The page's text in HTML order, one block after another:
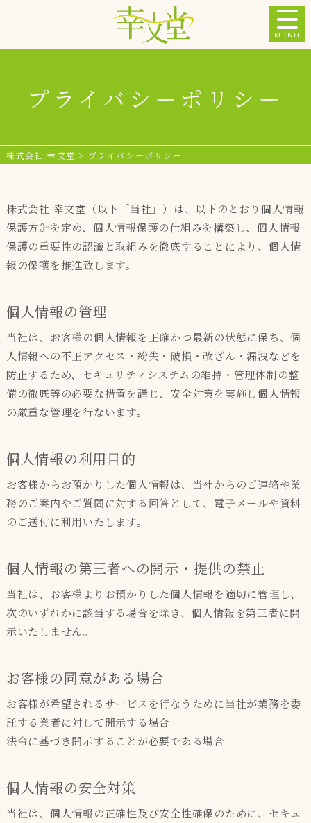
MENU
プライバシーポリシー
株式会社 幸文堂 > プライバシーポリシー
株式会社 幸文堂（以下「当社」）は、以下のとおり個人情報
保護方針を定め、個人情報保護の仕組みを構築し、個人情報
保護の重要性の認識と取組みを徹底することにより、個人情
報の保護を推進致します。
個人情報の管理
当社は、お客様の個人情報を正確かつ最新の状態に保ち、個
人情報への不正アクセス・紛失・破損・改ざん・漏洩などを
防止するため、セキュリティシステムの維持・管理体制の整
備の徹底等の必要な措置を講じ、安全対策を実施し個人情報
の厳重な管理を行ないます。
個人情報の利用目的
お客様からお預かりした個人情報は、当社からのご連絡や業
務のご案内やご質問に対する回答として、電子メールや資料
のご送付に利用いたします。
個人情報の第三者への開示・提供の禁止
当社は、お客様よりお預かりした個人情報を適切に管理し、
次のいずれかに該当する場合を除き、個人情報を第三者に開
示いたしません。
お客様の同意がある場合
お客様が希望されるサービスを行なうために当社が業務を委
託する業者に対して開示する場合
法令に基づき開示することが必要である場合
個人情報の安全対策
当社は、個人情報の正確性及び安全性確保のために、セキュ